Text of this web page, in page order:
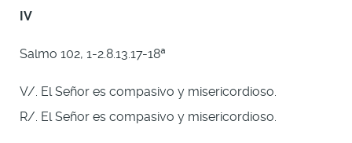
IV
Salmo 102, 1-2.8.13.17-18ª
V/. El Señor es compasivo y misericordioso.
R/. El Señor es compasivo y misericordioso.